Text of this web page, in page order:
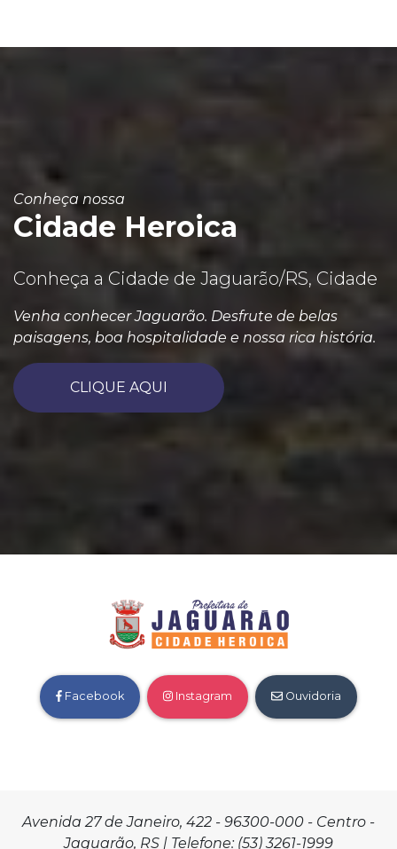
Conheça nossa
Cidade Heroica
Conheça a Cidade de Jaguarão/RS, Cidade
Venha conhecer Jaguarão. Desfrute de belas
paisagens, boa hospitalidade e nossa rica história.
CLIQUE AQUI
Facebook Instagram Ouvidoria
Avenida 27 de Janeiro, 422 - 96300-000 - Centro -
Jaguarão, RS | Telefone: (53) 3261-1999